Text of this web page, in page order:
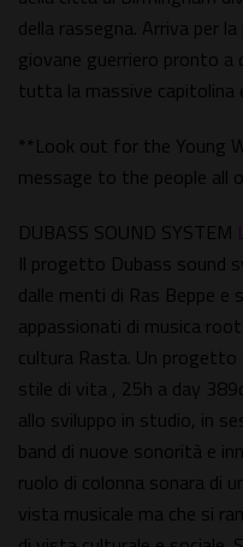
della rassegna. Arriva per
giovane guerriero pronto
tutta la massive capitolina
**Look out for the Young
message to the people all
DUBASS SOUND SYSTEM
Il progetto Dubass sound
dalle menti di Ras Beppe e
appassionati di musica
cultura Rasta. Un
stile di vita , 25h a day
allo sviluppo in studio, in
band di nuove sonorità e
ruolo di colonna sonara di
vista musicale ma che si